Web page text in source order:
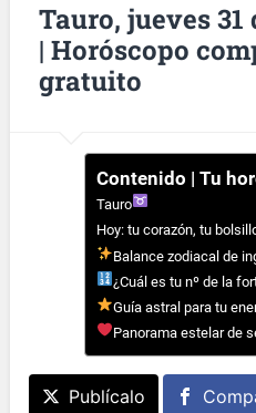
Tauro, jueves 31
| Horóscopo
gratuito
Contenido | Tu
Tauro
Hoy: tu corazón, tu
Balance zodiacal de
¿Cuál es tu nº de la
Guía astral para tu
Panorama estelar de
Publícalo